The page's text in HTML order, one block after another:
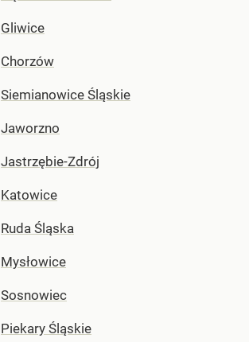
Gliwice
Chorzów
Siemianowice Śląskie
Jaworzno
Jastrzębie-Zdrój
Katowice
Ruda Śląska
Mysłowice
Sosnowiec
Piekary Śląskie